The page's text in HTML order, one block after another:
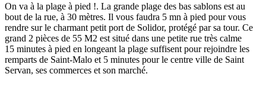
On va à la plage à pied !. La grande plage des bas sablons est au
bout de la rue, à 30 mètres. Il vous faudra 5 mn à pied pour vous
rendre sur le charmant petit port de Solidor, protégé par sa tour. Ce
grand 2 pièces de 55 M2 est situé dans une petite rue très calme
15 minutes à pied en longeant la plage suffisent pour rejoindre les
remparts de Saint-Malo et 5 minutes pour le centre ville de Saint
Servan, ses commerces et son marché.